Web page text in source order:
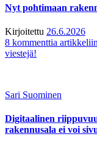
Nyt pohtimaan
Kirjoitettu 26.6.2026
8 kommenttia
viestejä!
Sari Suominen
Digitaalinen
rakennusala ei voi